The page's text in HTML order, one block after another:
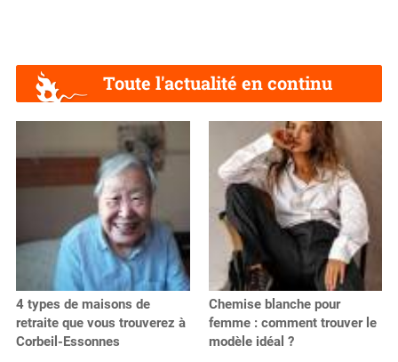
Toute l'actualité en continu
4 types de maisons de
retraite que vous trouverez à
Corbeil-Essonnes
Chemise blanche pour
femme : comment trouver le
modèle idéal ?